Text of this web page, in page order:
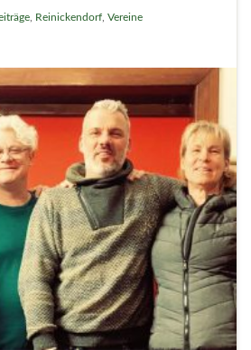
Reinickendorf Vereine